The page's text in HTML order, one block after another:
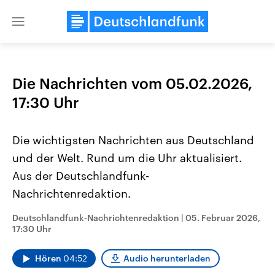
Close
Landtagswahl Sachsen-Anhalt
2026
Alle Informationen
September 2026 einen neuen
Landtag. Seit 2021 wird das
USA
Aktuelle Beiträge,
gehören die Vereinigten
den mächtigsten Ländern
Die Nachrichten vom 05.02.2026,
17:30 Uhr
Die wichtigsten Nachrichten aus Deutschland
und der Welt. Rund um die Uhr aktualisiert.
Aus der Deutschlandfunk-
Nachrichtenredaktion.
Deutschlandfunk-Nachrichtenredaktion | 05. Februar 2026,
17:30 Uhr
Hören 04:52 Audio herunterladen